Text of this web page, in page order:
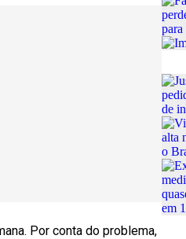
Por conta do problema,